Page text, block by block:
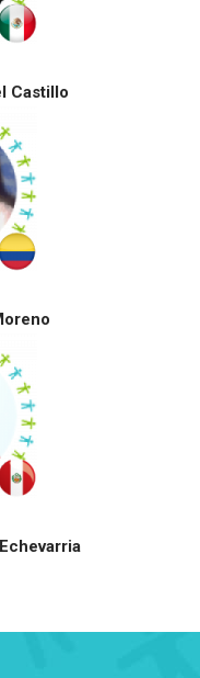
Castillo